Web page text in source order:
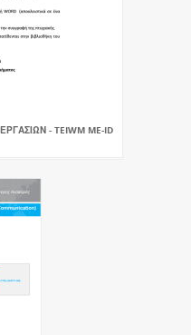
- TEIWM ME-ID